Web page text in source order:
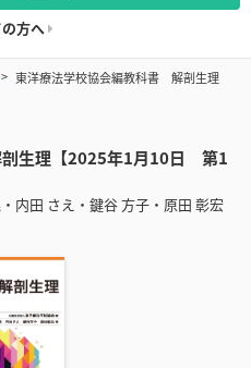
方へ
東洋療法学校協会編教科書 解剖生理
生理【2025年1月10日 第1
内田 さえ・鍵谷 方子・原田 彰宏